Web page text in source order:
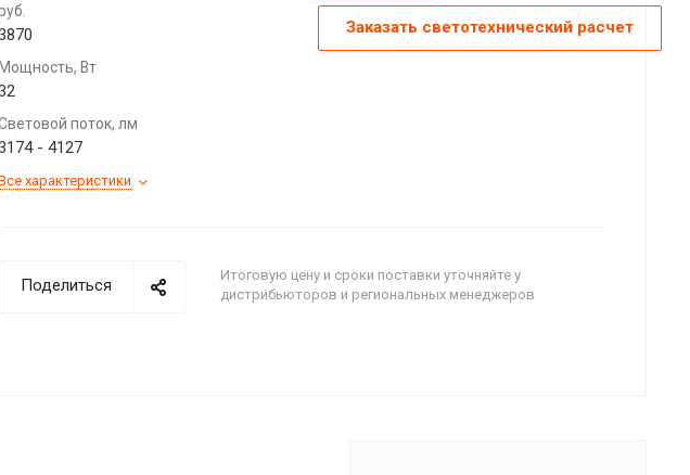
Мощность, Вт
поток, лм
- 4127
характеристики
Заказать светотехнический расчет
Поделиться
Итоговую цену и сроки поставки уточняйте у
дистрибьюторов и региональных менеджеров